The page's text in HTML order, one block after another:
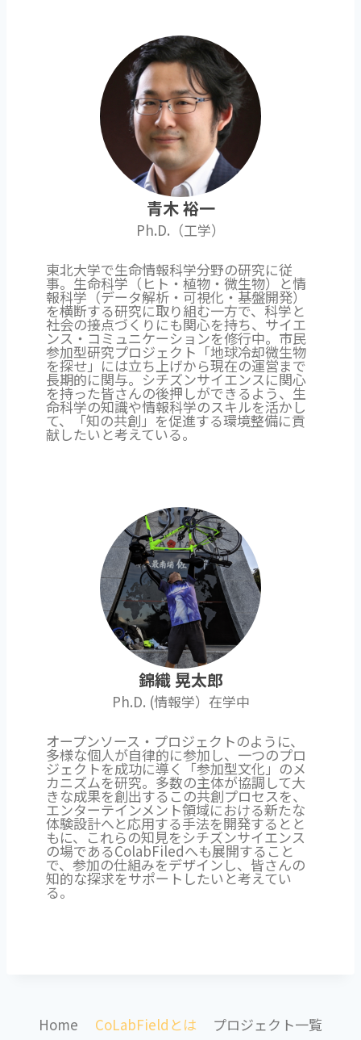
青木 裕一
Ph.D.（工学）
東北大学で生命情報科学分野の研究に従
事。生命科学（ヒト・植物・微生物）と情
報科学（データ解析・可視化・基盤開発）
を横断する研究に取り組む一方で、科学と
社会の接点づくりにも関心を持ち、サイエ
ンス・コミュニケーションを修行中。市民
参加型研究プロジェクト「地球冷却微生物
を探せ」には立ち上げから現在の運営まで
長期的に関与。シチズンサイエンスに関心
を持った皆さんの後押しができるよう、生
命科学の知識や情報科学のスキルを活かし
て、「知の共創」を促進する環境整備に貢
献したいと考えている。
錦織 晃太郎
Ph.D. (情報学）在学中
オープンソース・プロジェクトのように、
多様な個人が自律的に参加し、一つのプロ
ジェクトを成功に導く「参加型文化」のメ
カニズムを研究。多数の主体が協調して大
きな成果を創出するこの共創プロセスを、
エンターテインメント領域における新たな
体験設計へと応用する手法を開発するとと
もに、これらの知見をシチズンサイエンス
の場であるColabFiledへも展開すること
で、参加の仕組みをデザインし、皆さんの
知的な探求をサポートしたいと考えてい
る。
Home CoLabFieldとは プロジェクト一覧